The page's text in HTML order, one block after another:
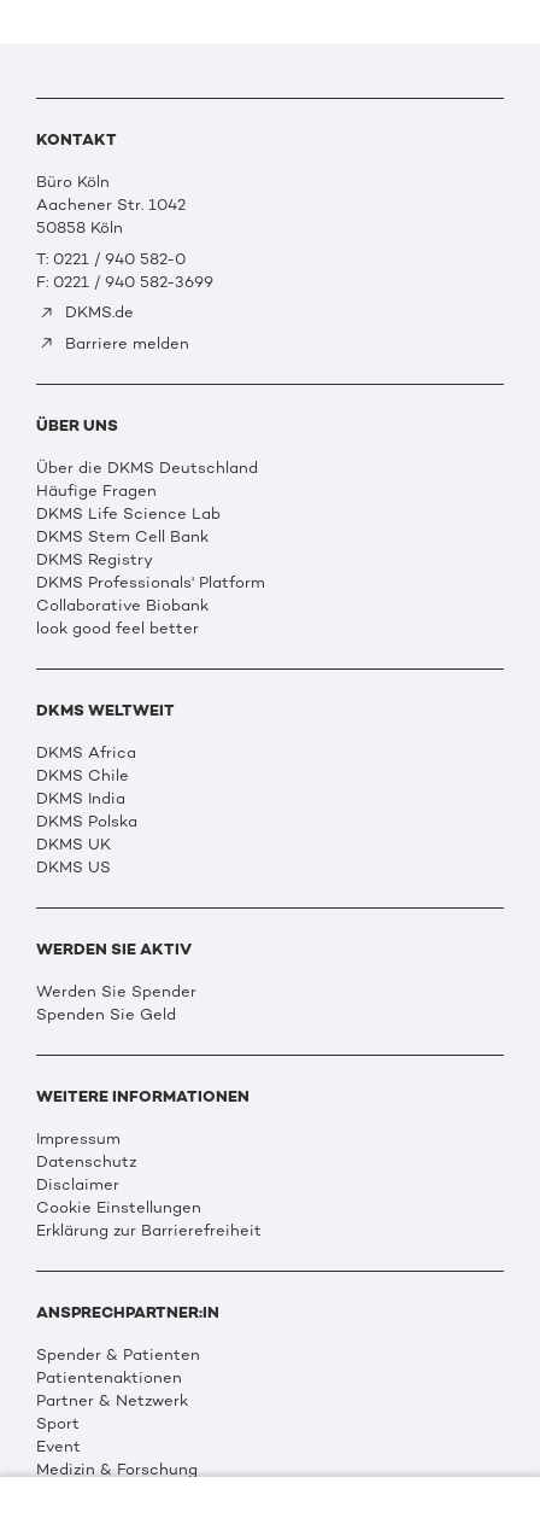
KONTAKT
Büro Köln
Aachener Str. 1042
50858 Köln
T: 0221 / 940 582-0
F: 0221 / 940 582-3699
DKMS.de
Barriere melden
ÜBER UNS
Über die DKMS Deutschland
Häufige Fragen
DKMS Life Science Lab
DKMS Stem Cell Bank
DKMS Registry
DKMS Professionals' Platform
Collaborative Biobank
look good feel better
DKMS WELTWEIT
DKMS Africa
DKMS Chile
DKMS India
DKMS Polska
DKMS UK
DKMS US
WERDEN SIE AKTIV
Werden Sie Spender
Spenden Sie Geld
WEITERE INFORMATIONEN
Impressum
Datenschutz
Disclaimer
Cookie Einstellungen
Erklärung zur Barrierefreiheit
ANSPRECHPARTNER:IN
Spender & Patienten
Patientenaktionen
Partner & Netzwerk
Sport
Event
Medizin & Forschung